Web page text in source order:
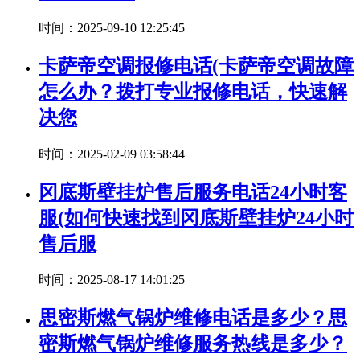
时间：2025-09-10 12:25:45
卡萨帝空调报修电话(卡萨帝空调故障
怎么办？拨打专业报修电话，快速解
决您
时间：2025-02-09 03:58:44
冈底斯壁挂炉售后服务电话24小时客
服(如何快速找到冈底斯壁挂炉24小时
售后服
时间：2025-08-17 14:01:25
思密斯燃气锅炉维修电话是多少？思
密斯燃气锅炉维修服务热线是多少？